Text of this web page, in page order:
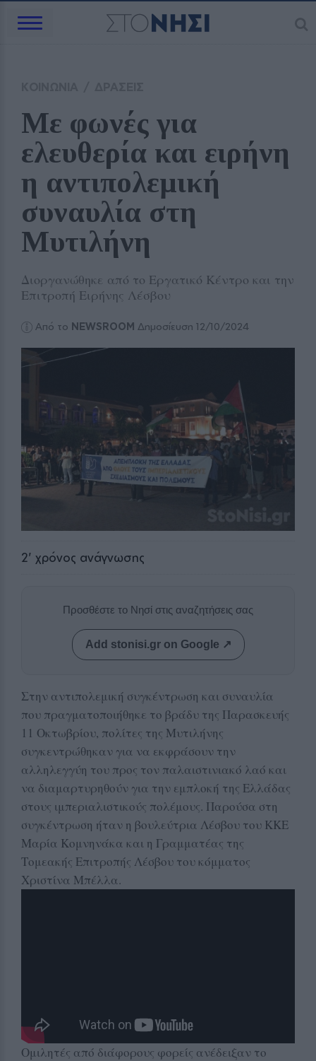
Με φωνές για
ελευθερία και ειρήνη
η αντιπολεμική
συναυλία στη
Μυτιλήνη
Διοργανώθηκε από το Εργατικό Κέντρο και την
Επιτροπή Ειρήνης Λέσβου
Από το NEWSROOM Δημοσίευση 12/10/2024
2' χρόνος ανάγνωσης
Προσθέστε το Νησί στις αναζητήσεις σας
Add stonisi.gr on Google ↗
Στην αντιπολεμική συγκέντρωση και συναυλία
που πραγματοποιήθηκε το βράδυ της Παρασκευής
11 Οκτωβρίου, πολίτες της Μυτιλήνης
συγκεντρώθηκαν για να εκφράσουν την
αλληλεγγύη του προς τον παλαιστινιακό λαό και
να διαμαρτυρηθούν για την εμπλοκή της Ελλάδας
στους ιμπεριαλιστικούς πολέμους. Παρούσα στη
συγκέντρωση ήταν η βουλεύτρια Λέσβου του ΚΚΕ
Μαρία Κομνηνάκα και η Γραμματέας της
Τομεακής Επιτροπής Λέσβου του κόμματος
Χριστίνα Μπέλλα.
Ομιλητές από διάφορους φορείς ανέδειξαν το